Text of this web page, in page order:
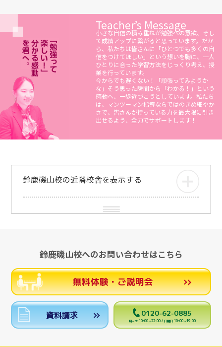
Teacher’s Message
小さな自信の積み重ねが勉強への意欲、そし
て成績アップに繋がると思っています。だか
ら、私たちは皆さんに「ひとつでも多くの自
信をつけてほしい」という想いを胸に、一人
ひとりに合った学習方法をじっくり考え、授
業を行っています。
今からでも遅くない！「頑張ってみようか
な」そう思った瞬間から「わかる！」という
感動へ、一歩近づこうとしています。私たち
は、マンツーマン指導ならではのきめ細やか
さで、皆さんが持っている力を最大限に引き
出せるよう、全力でサポートします！
鈴鹿磯山校の近隣校舎を表示する
鈴鹿磯山校へのお問い合わせはこちら
無料体験・ご説明会
資料請求 0120-62-0885
月～土 10:00～22:00 / 日曜日 10:00～19:00